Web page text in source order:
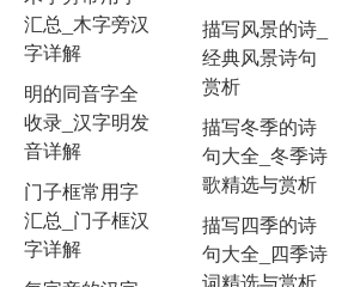
汇总_木字旁汉
字详解
明的同音字全
收录_汉字明发
音详解
门子框常用字
汇总_门子框汉
字详解
描写风景的诗_
经典风景诗句
赏析
描写冬季的诗
句大全_冬季诗
歌精选与赏析
描写四季的诗
句大全_四季诗